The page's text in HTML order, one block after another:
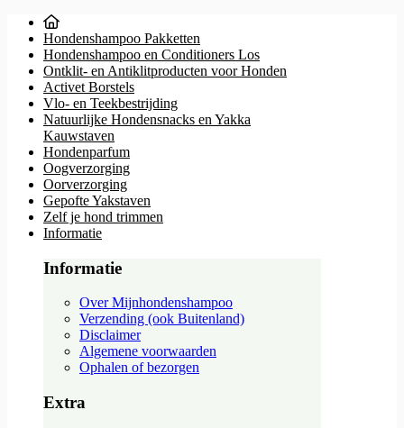
Hondenshampoo Pakketten
Hondenshampoo en Conditioners Los
Ontklit- en Antiklitproducten voor Honden
Activet Borstels
Vlo- en Teekbestrijding
Natuurlijke Hondensnacks en Yakka
Kauwstaven
Hondenparfum
Oogverzorging
Oorverzorging
Gepofte Yakstaven
Zelf je hond trimmen
Informatie
Informatie
Over Mijnhondenshampoo
Verzending (ook Buitenland)
Disclaimer
Algemene voorwaarden
Ophalen of bezorgen
Extra